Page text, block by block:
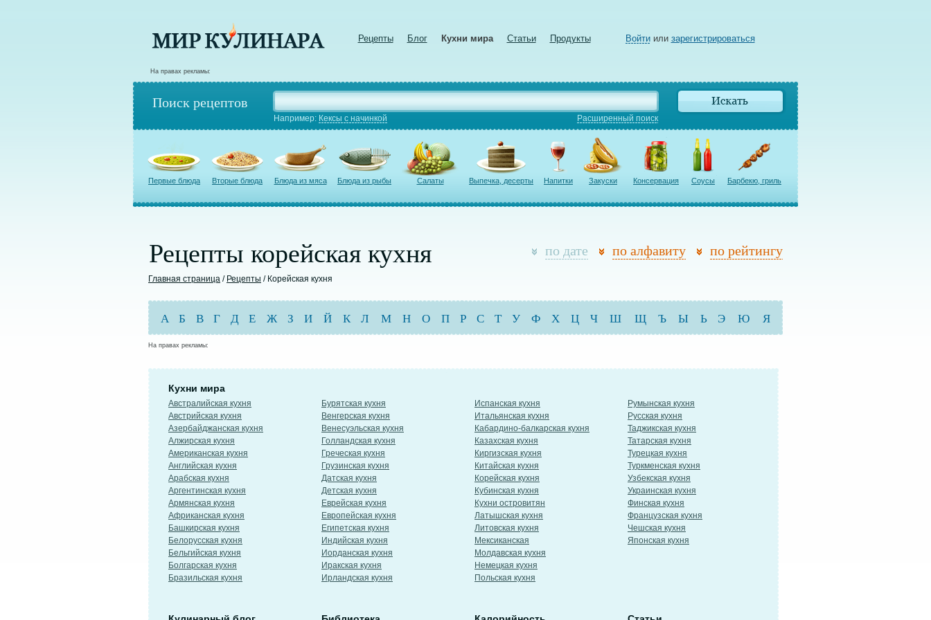
Рецепты Блог Кухни мира Статьи Продукты Войтиили зарегистрироваться
На правах рекламы:
Поиск рецептов
Например: Кексы с начинкой Расширенный поиск
Первые блюда Вторые блюда Блюда из мяса Блюда из рыбы Салаты Выпечка, десерты Напитки Закуски Консервация Соусы Барбекю, гриль
Рецепты корейская кухня по дате по алфавиту по рейтингу
Главная страница / Рецепты / Корейская кухня
А Б В Г Д Е Ж З И Й К Л М Н О П Р С Т У Ф Х Ц Ч Ш Щ Ъ Ы Ь Э Ю Я
На правах рекламы:
Кухни мира
Австралийская кухня
Австрийская кухня
Азербайджанская кухня
Алжирская кухня
Американская кухня
Английская кухня
Арабская кухня
Аргентинская кухня
Армянская кухня
Африканская кухня
Башкирская кухня
Белорусская кухня
Бельгийская кухня
Болгарская кухня
Бразильская кухня
Бурятская кухня
Венгерская кухня
Венесуэльская кухня
Голландская кухня
Греческая кухня
Грузинская кухня
Датская кухня
Детская кухня
Еврейская кухня
Европейская кухня
Египетская кухня
Индийская кухня
Иорданская кухня
Иракская кухня
Ирландская кухня
Испанская кухня
Итальянская кухня
Кабардино-балкарская кухня
Казахская кухня
Киргизская кухня
Китайская кухня
Корейская кухня
Кубинская кухня
Кухни островитян
Латышская кухня
Литовская кухня
Мексиканская
Молдавская кухня
Немецкая кухня
Польская кухня
Румынская кухня
Русская кухня
Таджикская кухня
Татарская кухня
Турецкая кухня
Туркменская кухня
Узбекская кухня
Украинская кухня
Финская кухня
Французская кухня
Чешская кухня
Японская кухня